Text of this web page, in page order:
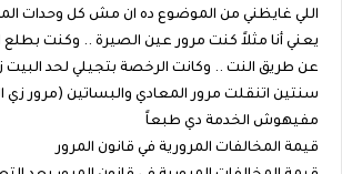
اللي غايظني من الموضوع ده ان مش كل وحدات
يعني أنا مثلاً كنت مرور عين الصيرة .. وكنت
عن طريق النت .. وكانت الرخصة بتجيلي لحد
سنتين اتنقلت مرور المعادي والبساتين (مرور
مفيهوش الخدمة دي طبعاً
قيمة المخالفات المرورية في قانون المرور